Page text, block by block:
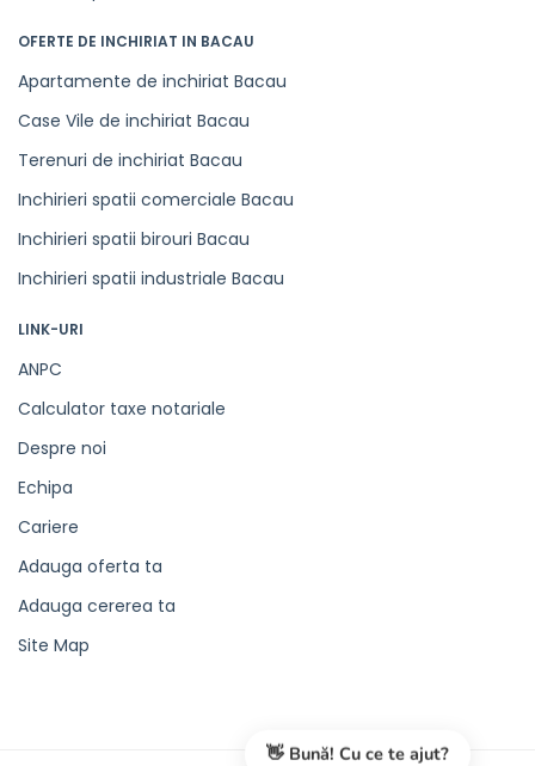
OFERTE DE INCHIRIAT IN BACAU
Apartamente de inchiriat Bacau
Case Vile de inchiriat Bacau
Terenuri de inchiriat Bacau
Inchirieri spatii comerciale Bacau
Inchirieri spatii birouri Bacau
Inchirieri spatii industriale Bacau
LINK-URI
ANPC
Calculator taxe notariale
Despre noi
Echipa
Cariere
Adauga oferta ta
Adauga cererea ta
Site Map
👋 Bună! Cu ce te ajut?